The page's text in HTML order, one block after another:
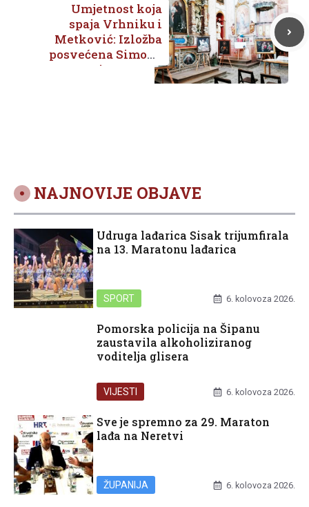
Umjetnost koja
spaja Vrhniku i
Metković: Izložba
posvećena Simonu
Ogrinu, autoru
oltarne slike u
NAJNOVIJE OBJAVE
Udruga lađarica Sisak trijumfirala
na 13. Maratonu lađarica
SPORT 6. kolovoza 2026.
Pomorska policija na Šipanu
zaustavila alkoholiziranog
voditelja glisera
VIJESTI 6. kolovoza 2026.
Sve je spremno za 29. Maraton
lađa na Neretvi
ŽUPANIJA 6. kolovoza 2026.